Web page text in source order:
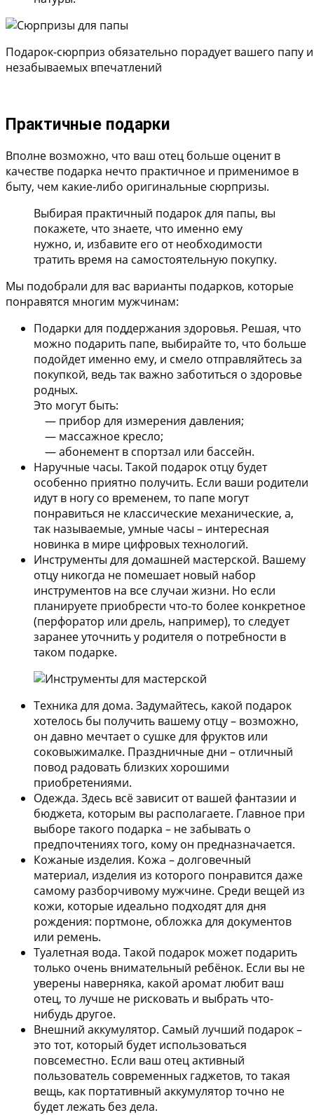
Подарок-сюрприз обязательно порадует вашего папу
незабываемых впечатлений
Практичные подарки
Вполне возможно, что ваш отец больше оценит в
качестве подарка нечто практичное и применимое в
быту, чем какие-либо оригинальные сюрпризы.
Выбирая практичный подарок для папы, вы
покажете, что знаете, что именно ему
нужно, и, избавите его от необходимости
тратить время на самостоятельную покупку.
Мы подобрали для вас варианты подарков, которые
понравятся многим мужчинам:
Подарки для поддержания здоровья. Решая, что
можно подарить папе, выбирайте то, что больше
подойдет именно ему, и смело отправляйтесь за
покупкой, ведь так важно заботиться о здоровье
родных.
Это могут быть:
— прибор для измерения давления;
— массажное кресло;
— абонемент в спортзал или бассейн.
Наручные часы. Такой подарок отцу будет
особенно приятно получить. Если ваши родители
идут в ногу со временем, то папе могут
понравиться не классические механические, а,
так называемые, умные часы – интересная
новинка в мире цифровых технологий.
Инструменты для домашней мастерской. Вашему
отцу никогда не помешает новый набор
инструментов на все случаи жизни. Но если
планируете приобрести что-то более конкретное
(перфоратор или дрель, например), то следует
заранее уточнить у родителя о потребности в
таком подарке.
Техника для дома. Задумайтесь, какой подарок
хотелось бы получить вашему отцу – возможно,
он давно мечтает о сушке для фруктов или
соковыжималке. Праздничные дни – отличный
повод радовать близких хорошими
приобретениями.
Одежда. Здесь всё зависит от вашей фантазии и
бюджета, которым вы располагаете. Главное при
выборе такого подарка – не забывать о
предпочтениях того, кому он предназначается.
Кожаные изделия. Кожа – долговечный
материал, изделия из которого понравится даже
самому разборчивому мужчине. Среди вещей из
кожи, которые идеально подходят для дня
рождения: портмоне, обложка для документов
или ремень.
Туалетная вода. Такой подарок может подарить
только очень внимательный ребёнок. Если вы не
уверены наверняка, какой аромат любит ваш
отец, то лучше не рисковать и выбрать что-
нибудь другое.
Внешний аккумулятор. Самый лучший подарок –
это тот, который будет использоваться
повсеместно. Если ваш отец активный
пользователь современных гаджетов, то такая
вещь, как портативный аккумулятор точно не
будет лежать без дела.